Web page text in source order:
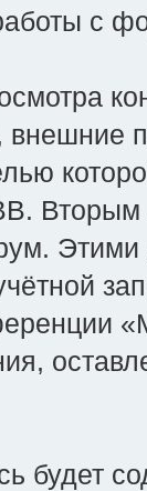
с
внешние
будет